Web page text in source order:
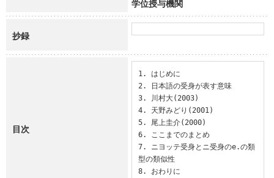
学位授与機関
抄録
目次
1. はじめに
2. 日本語の受身が表す意味
3. 川村大(2003)
4. 天野みどり(2001)
5. 尾上圭介(2000)
6. ここまでのまとめ
7. ニヨッテ受身とニ受身のe.の類
型の類似性
8. おわりに